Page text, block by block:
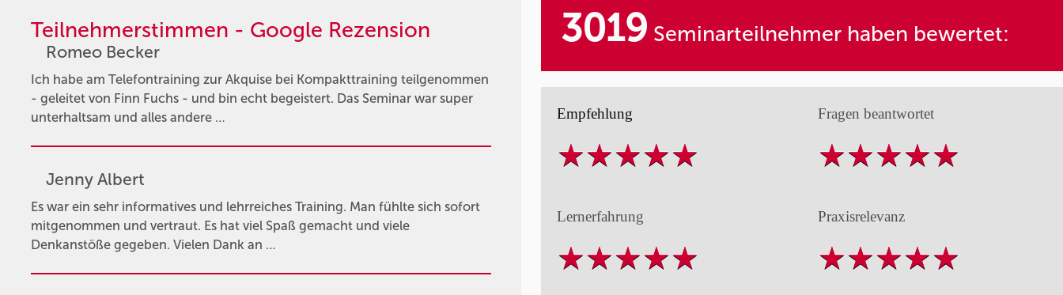
Teilnehmerstimmen - Google Rezension
Romeo Becker
Ich habe am Telefontraining zur Akquise bei Kompakttraining teilgenommen
- geleitet von Finn Fuchs - und bin echt begeistert. Das Seminar war super
unterhaltsam und alles andere …
Jenny Albert
Es war ein sehr informatives und lehrreiches Training. Man fühlte sich sofort
mitgenommen und vertraut. Es hat viel Spaß gemacht und viele
Denkanstöße gegeben. Vielen Dank an …
3019 Seminarteilnehmer haben bewertet:
Empfehlung Fragen beantwortet
Lernerfahrung Praxisrelevanz